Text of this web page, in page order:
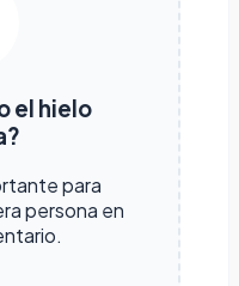
el hielo
para
persona en